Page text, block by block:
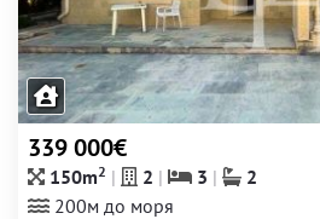
339 000€
150m2 2 3
2
200м до моря